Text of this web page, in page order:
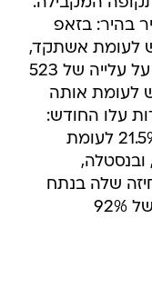
בהיר: בזאפ
של 64% בביקוש לעומת אשתקד,
וברשת "מצמן את מרוץ" מדווחים על עלייה של 523
לעומת אותה
הגלידות עלו החודש:
בשטראוס מדווחים על עלייה של 21.5% לעומת
שלה בנתח